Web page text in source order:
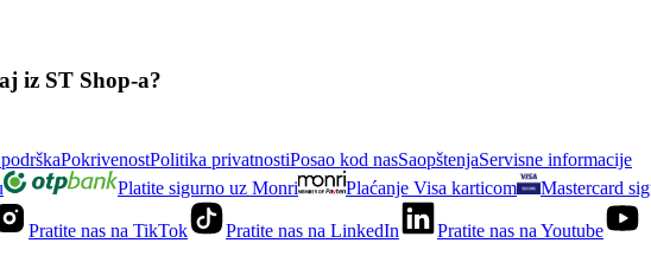
iz ST Shop-a?
PokrivenostPolitika privatnostiPosao kod nasSaopštenjaServisne informacije
Platite sigurno uz Monri Plaćanje Visa karticom Mastercard
Pratite nas na TikTok Pratite nas na LinkedIn
Pratite nas na Youtube